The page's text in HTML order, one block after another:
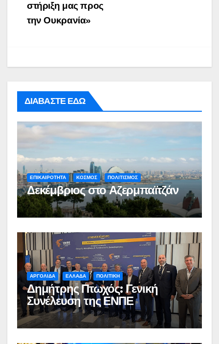
στήριξη μας προς
την Ουκρανία»
ΔΙΑΒΑΣΤΕ ΕΔΩ
ΕΠΙΚΑΙΡΟΤΗΤΑ ΚΟΣΜΟΣ ΠΟΛΙΤΙΣΜΟΣ
Δεκέμβριος στο Αζερμπαϊτζάν
ΑΡΓΟΛΙΔΑ ΕΛΛΑΔΑ ΠΟΛΙΤΙΚΗ
Δημήτρης Πτωχός: Γενική
Συνέλευση της ΕΝΠΕ